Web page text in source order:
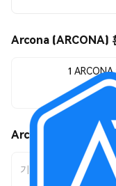
Arcona (ARCONA)
1
$0.00410977
Arcona (ARCONA)
기간